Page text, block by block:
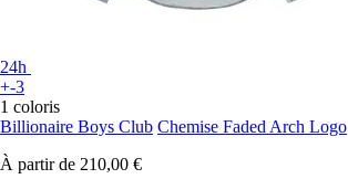
24h
+-3
1 coloris
Billionaire Boys Club Chemise Faded Arch Logo
À partir de 210,00 €